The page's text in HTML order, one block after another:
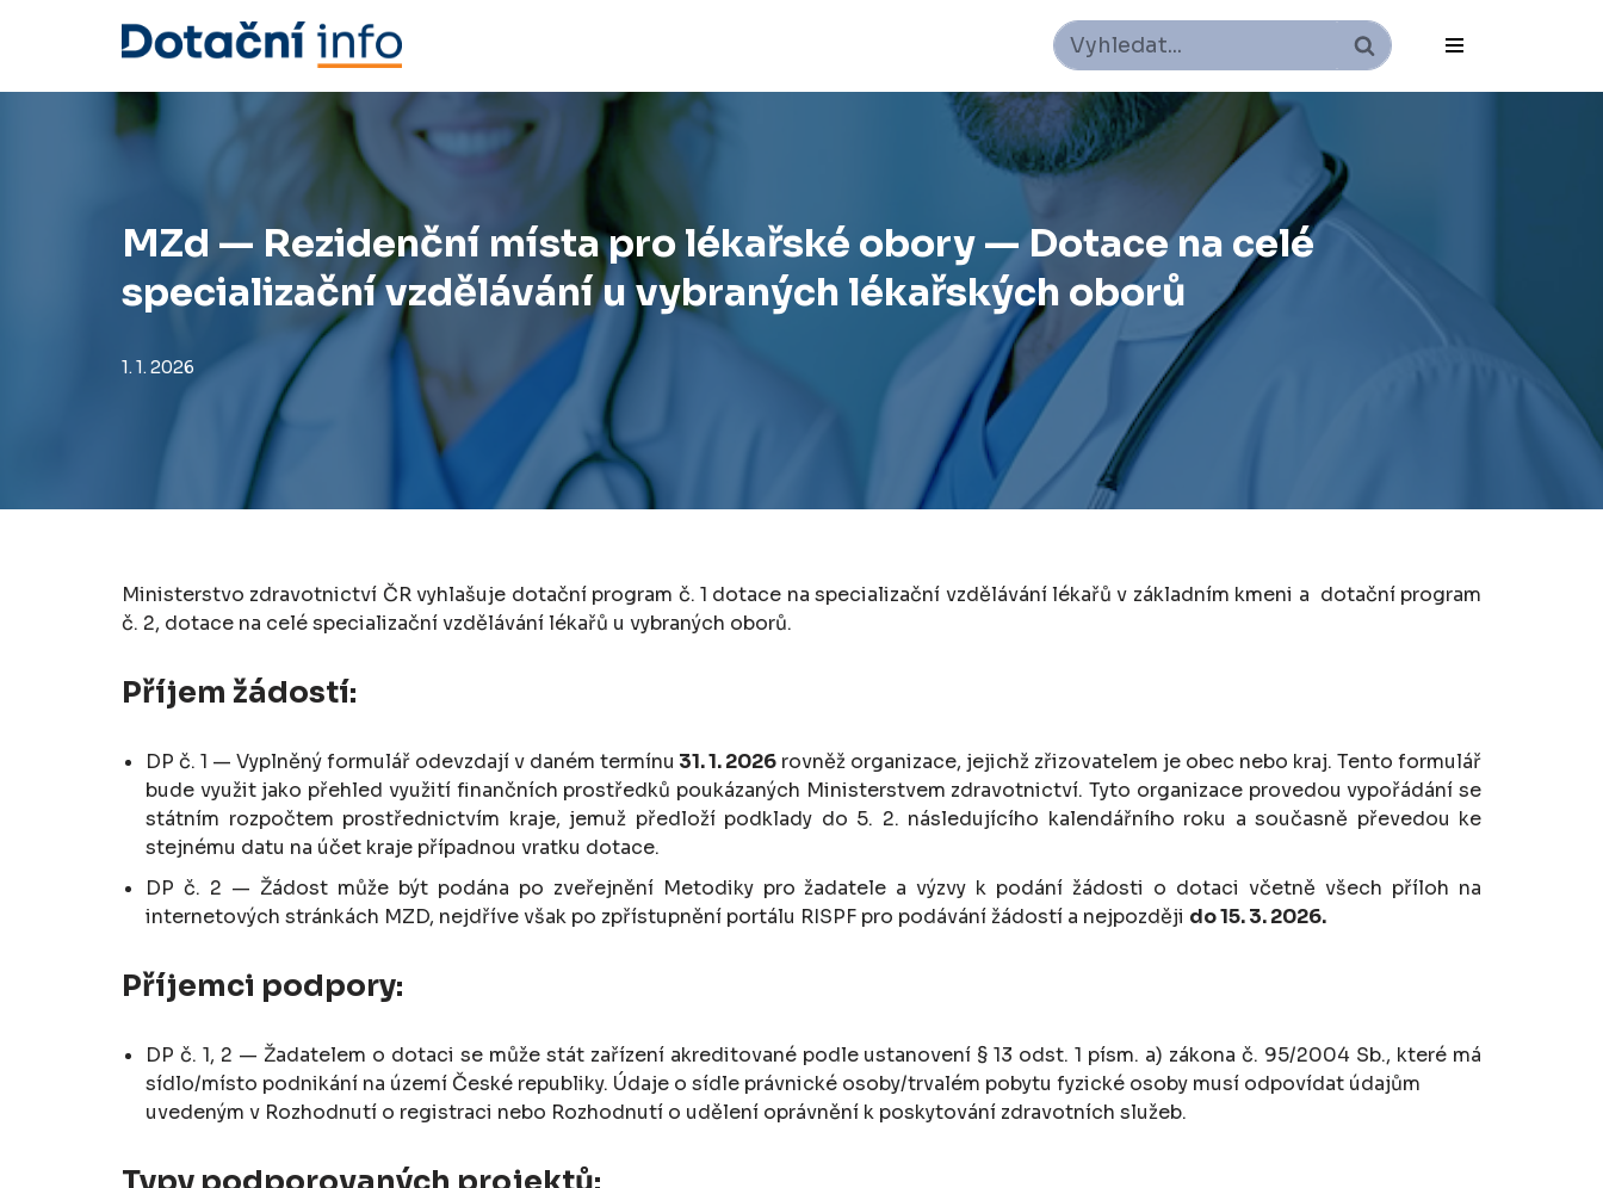
na
MZd — Rezidenční místa pro lékařské obory — Dotace na celé
specializační vzdělávání u vybraných lékařských oborů
1. 1. 2026
Ministerstvo zdravotnictví ČR vyhlašuje dotační program č. 1 dotace na specializační vzdělávání lékařů v základním kmeni a dotační program
č. 2, dotace na celé specializační vzdělávání lékařů u vybraných oborů.
Příjem žádostí:
DP č. 1 — Vyplněný formulář odevzdají v daném termínu 31. 1. 2026 rovněž organizace, jejichž zřizovatelem je obec nebo kraj. Tento formulář
bude využit jako přehled využití finančních prostředků poukázaných Ministerstvem zdravotnictví. Tyto organizace provedou vypořádání se
státním rozpočtem prostřednictvím kraje, jemuž předloží podklady do 5. 2. následujícího kalendářního roku a současně převedou ke
stejnému datu na účet kraje případnou vratku dotace.
DP č. 2 — Žádost může být podána po zveřejnění Metodiky pro žadatele a výzvy k podání žádosti o dotaci včetně všech příloh na
internetových stránkách MZD, nejdříve však po zpřístupnění portálu RISPF pro podávání žádostí a nejpozději do 15. 3. 2026.
Příjemci podpory:
DP č. 1, 2 — Žadatelem o dotaci se může stát zařízení akreditované podle ustanovení § 13 odst. 1 písm. a) zákona č. 95/2004 Sb., které má
sídlo/místo podnikání na území České republiky. Údaje o sídle právnické osoby/trvalém pobytu fyzické osoby musí odpovídat údajům
uvedeným v Rozhodnutí o registraci nebo Rozhodnutí o udělení oprávnění k poskytování zdravotních služeb.